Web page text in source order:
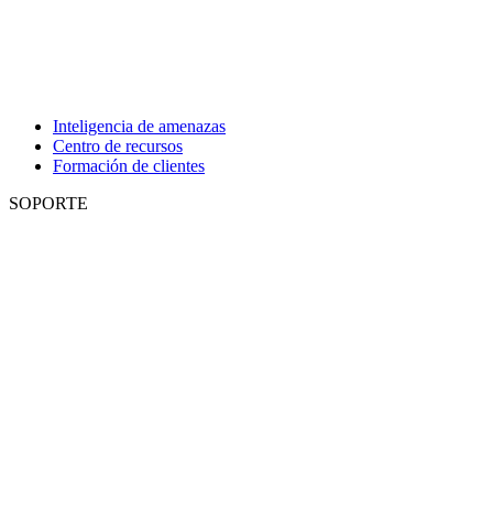
Inteligencia de amenazas
Centro de recursos
Formación de clientes
SOPORTE